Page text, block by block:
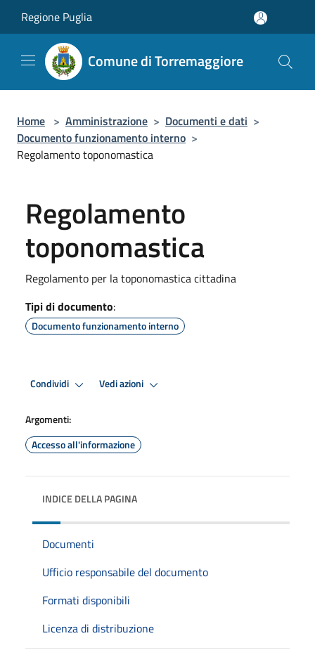
Regione Puglia
Comune di Torremaggiore
Home > Amministrazione > Documenti e dati >
Documento funzionamento interno >
Regolamento toponomastica
Regolamento
toponomastica
Regolamento per la toponomastica cittadina
Tipi di documento:
Documento funzionamento interno
Condividi Premi Invio per attivare. apre menu
Vedi azioni
Argomenti:
Accesso all'informazione
INDICE DELLA PAGINA
Documenti
Ufficio responsabile del documento
Formati disponibili
Licenza di distribuzione